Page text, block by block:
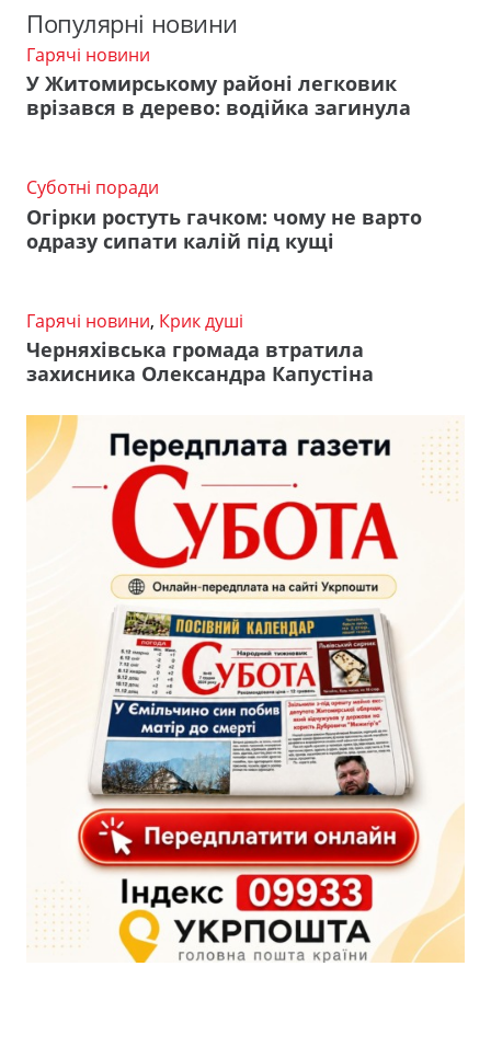
Популярні новини
Гарячі новини
У Житомирському районі легковик
врізався в дерево: водійка загинула
Суботні поради
Огірки ростуть гачком: чому не варто
одразу сипати калій під кущі
Гарячі новини, Крик душі
Черняхівська громада втратила
захисника Олександра Капустіна